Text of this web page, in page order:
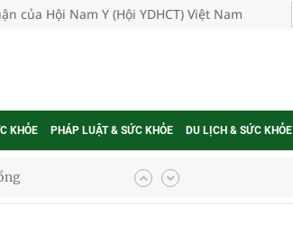
của Hội Nam Y (Hội YDHCT) Việt Nam
KHỎE PHÁP LUẬT & SỨC KHỎE DU LỊCH & SỨC KHỎE